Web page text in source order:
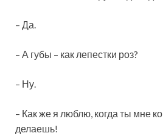
– Да.
– А губы – как лепестки роз?
– Ну.
– Как же я люблю, когда ты мне
делаешь!